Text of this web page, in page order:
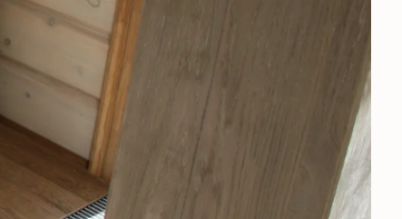
Запрос на изготовление серванта,
обеденного и журнального столов
и тумбы под 500-литровый аквариум.
Все должно быть «в стиле русской
усадьбы 19-го века».
В качестве основного материала